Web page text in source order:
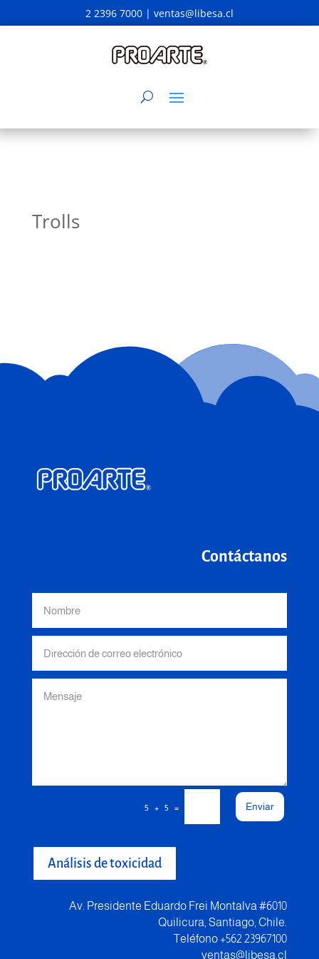
2 2396 7000 | ventas@libesa.cl
Trolls
Contáctanos
5 + 5 = Enviar
Análisis de toxicidad
Av. Presidente Eduardo Frei Montalva #6010
Quilicura, Santiago, Chile.
Teléfono +562 23967100
ventas@libesa.cl